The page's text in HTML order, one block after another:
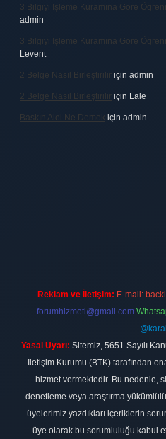
3 Bilgiyi Işleme Kuramına Göre
admin
3 Bilgiyi Işleme Kuramına Göre
Levent
2 Belge Nasıl Birleştirilir için admin
2 Belge Nasıl Birleştirilir için Lale
Baskın Alel Ne Demek için admin
Reklam ve İletişim: E-mail:
forumhizmeti@gmail.com
Yasal Uyarı: Sitemiz, 5651 Sayılı
İletişim Kurumu (BTK) tarafından
hizmet vermektedir. Bu nedenle,
denetleme veya araştırma
üyelerimiz yazdıkları içeriklerin
üye olarak bu sorumluluğu kabul